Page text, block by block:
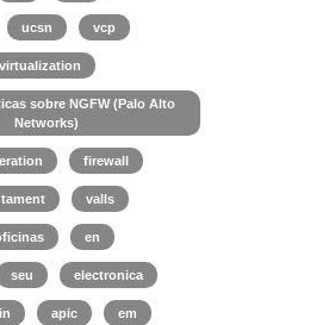
ucsn vcp
virtualization
sobre NGFW (Palo Alto
Networks)
firewall
valls
en
seu electronica
apic em